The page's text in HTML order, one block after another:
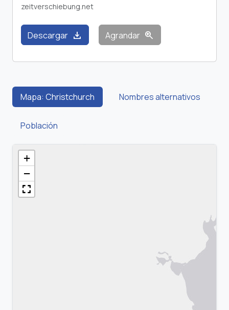
zeitverschiebung.net
Descargar download Agrandar zoom_in
Mapa: Christchurch Nombres alternativos
Población
+
−